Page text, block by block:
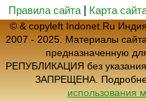
Правила сайта| Карта
© & copyleft Indonet.Ru
2007 - 2025. Материалы
предназначенную
РЕПУБЛИКАЦИЯ без указания
ЗАПРЕЩЕНА.
использования